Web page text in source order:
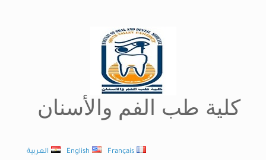
كلية طب الفم والأسنان
العربية English Français